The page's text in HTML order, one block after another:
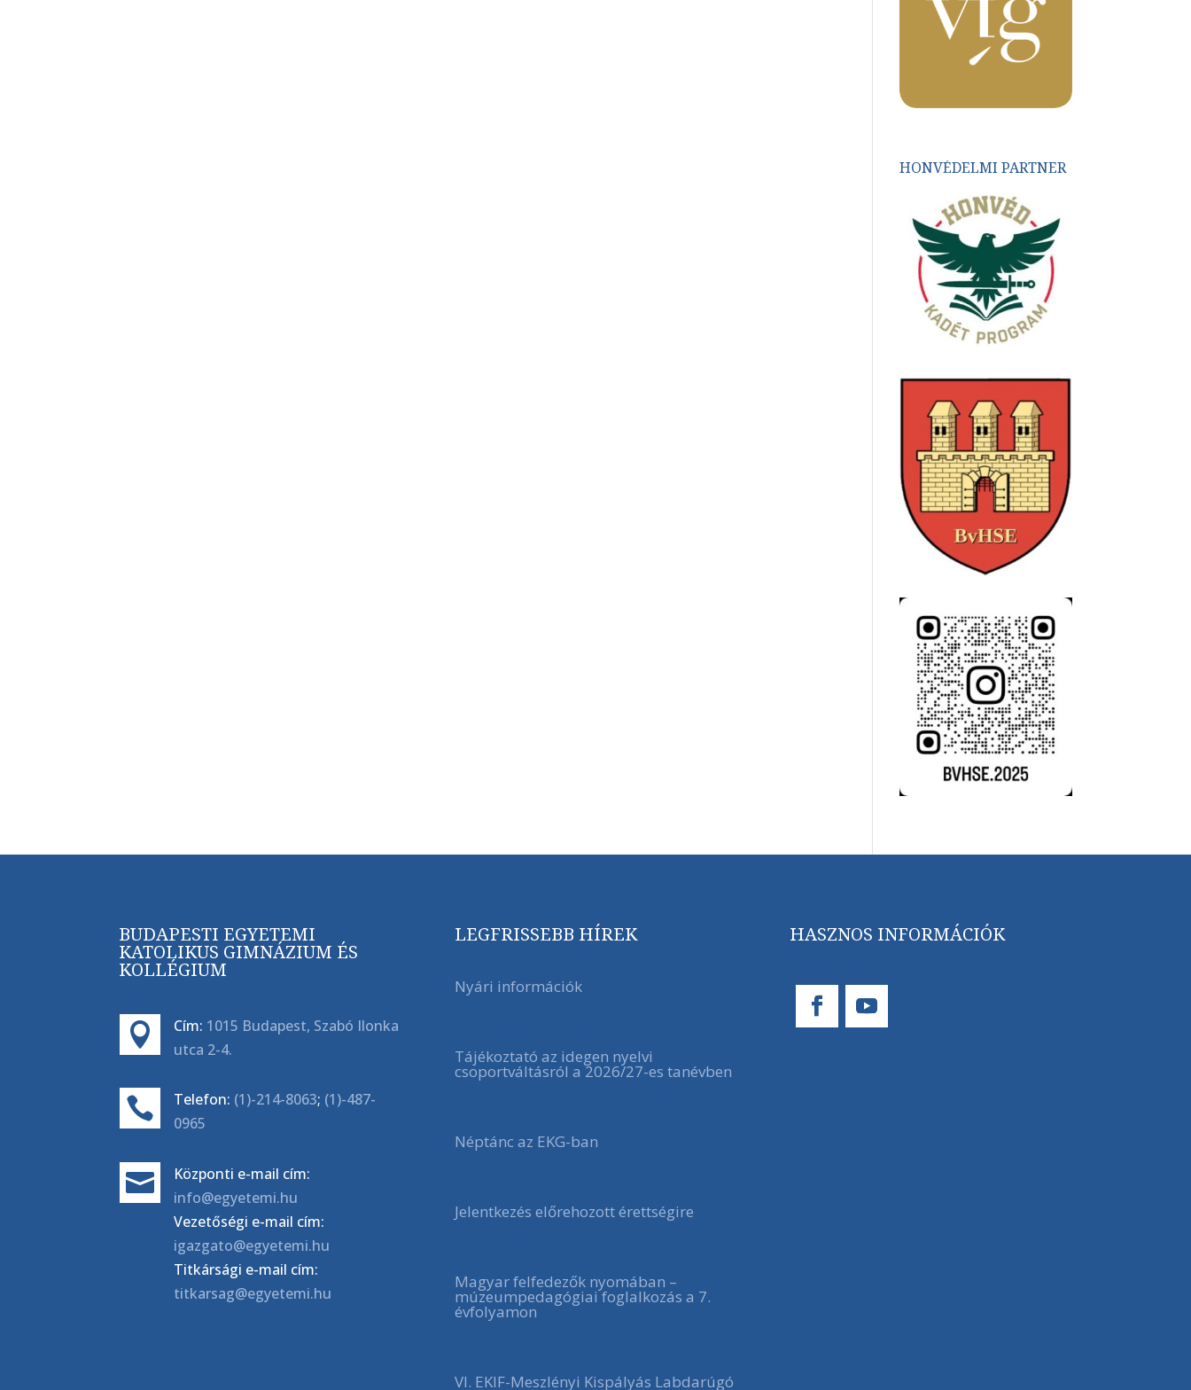
HONVÉDELMI PARTNER
BUDAPESTI EGYETEMI
KATOLIKUS GIMNÁZIUM ÉS
KOLLÉGIUM
 Cím: 1015 Budapest, Szabó Ilonka
utca 2-4.
 Telefon: (1)-214-8063; (1)-487-
0965

Központi e-mail cím:
info@egyetemi.hu
Vezetőségi e-mail cím:
igazgato@egyetemi.hu
Titkársági e-mail cím:
titkarsag@egyetemi.hu
LEGFRISSEBB HÍREK
Nyári információk
Tájékoztató az idegen nyelvi
csoportváltásról a 2026/27-es tanévben
Néptánc az EKG-ban
Jelentkezés előrehozott érettségire
Magyar felfedezők nyomában –
múzeumpedagógiai foglalkozás a 7.
évfolyamon
VI. EKIF-Meszlényi Kispályás Labdarúgó
HASZNOS INFORMÁCIÓK